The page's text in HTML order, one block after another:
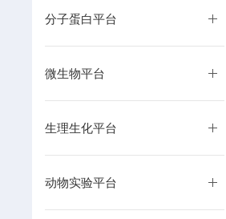
分子蛋白平台
微生物平台
生理生化平台
动物实验平台